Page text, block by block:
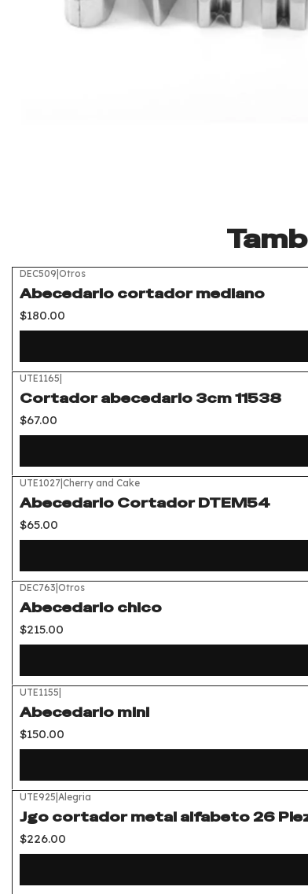
DEC509|Otros
Abecedario cortador mediano
$180.00
UTE1165|
Cortador abecedario 3cm 11538
$67.00
UTE1027|Cherry and Cake
Abecedario Cortador DTEM54
$65.00
DEC763|Otros
Abecedario chico
$215.00
UTE1155|
Abecedario mini
$150.00
UTE925|Alegria
Jgo cortador metal alfabeto 26
$226.00